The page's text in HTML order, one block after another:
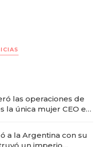
las operaciones de
la única mujer CEO en
a la Argentina con su
un imperio